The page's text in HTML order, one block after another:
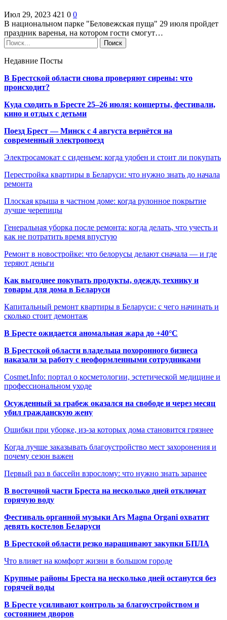
Июл 29, 2023 421 0 0
В национальном парке "Беловежская пуща" 29 июля пройдет
праздник варенья, на котором гости смогут…
Недавние Посты
В Брестской области снова проверяют сирены: что
происходит?
Куда сходить в Бресте 25–26 июля: концерты, фестивали,
кино и отдых с детьми
Поезд Брест — Минск с 4 августа вернётся на
современный электропоезд
Электросамокат с сиденьем: когда удобен и стоит ли покупать
Перестройка квартиры в Беларуси: что нужно знать до начала
ремонта
Плоская крыша в частном доме: когда рулонное покрытие
лучше черепицы
Генеральная уборка после ремонта: когда делать, что учесть и
как не потратить время впустую
Ремонт в новостройке: что белорусы делают сначала — и где
теряют деньги
Как выгоднее покупать продукты, одежду, технику и
товары для дома в Беларуси
Капитальный ремонт квартиры в Беларуси: с чего начинать и
сколько стоит демонтаж
В Бресте ожидается аномальная жара до +40°C
В Брестской области владельца похоронного бизнеса
наказали за работу с неоформленными сотрудниками
Cosmet.Info: портал о косметологии, эстетической медицине и
профессиональном уходе
Осужденный за грабеж оказался на свободе и через месяц
убил гражданскую жену
Ошибки при уборке, из-за которых дома становится грязнее
Когда лучше заказывать благоустройство мест захоронения и
почему сезон важен
Первый раз в бассейн взрослому: что нужно знать заранее
В восточной части Бреста на несколько дней отключат
горячую воду
Фестиваль органной музыки Ars Magna Organi охватит
девять костелов Беларуси
В Брестской области резко наращивают закупки БПЛА
Что влияет на комфорт жизни в большом городе
Крупные районы Бреста на несколько дней останутся без
горячей воды
В Бресте усиливают контроль за благоустройством и
состоянием дворов